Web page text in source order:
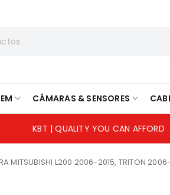
CÁMARAS & SENSORES
KBT | QUALITY YOU CAN AFFORD
MITSUBISHI L200 2006-2015, TRITON